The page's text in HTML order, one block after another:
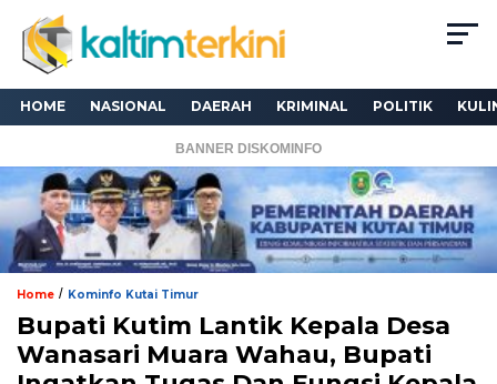
HOME NASIONAL DAERAH KRIMINAL POLITIK
BANNER DISKOMINFO
Home / Kominfo Kutai Timur
Bupati Kutim Lantik Kepala Desa
Wanasari Muara Wahau, Bupati